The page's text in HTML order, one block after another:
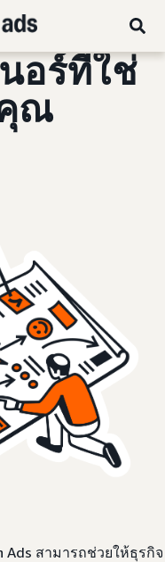
อร์ที่ใช่
ณ
Ads สามารถช่วยให้ธุรกิจ